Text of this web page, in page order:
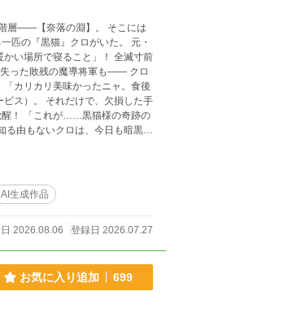
『黒猫』クロがいた。 元・
で寝ること」！ 全滅寸前
った敗残の魔導将軍も—— クロ
跡の
AI生成作品
2026.08.06 登録日 2026.07.27
お気に入り追加 699